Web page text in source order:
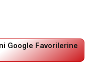
Google Favorilerine